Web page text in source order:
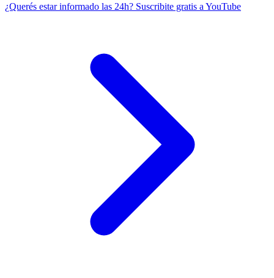
¿Querés estar informado las 24h? Suscribite gratis a YouTube